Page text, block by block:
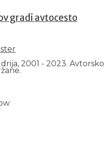
gradi avtocesto
2001 - 2023. Avtorsko